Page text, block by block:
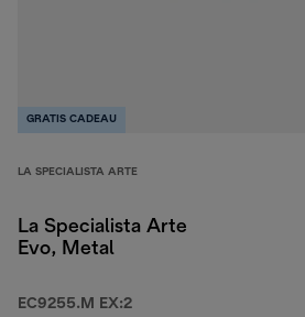
GRATIS CADEAU
LA SPECIALISTA ARTE
La Specialista Arte
Evo, Metal
EC9255.M EX:2